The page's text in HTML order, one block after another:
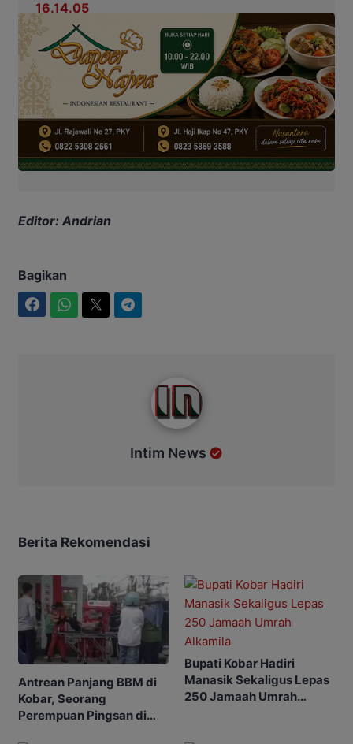
Editor: Andrian
Bagikan
Intim News
Berita Rekomendasi
Antrean Panjang BBM di
Kobar, Seorang
Perempuan Pingsan di
Bupati Kobar Hadiri
Manasik Sekaligus Lepas
250 Jamaah Umrah